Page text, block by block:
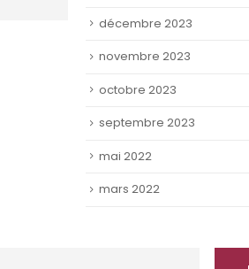
décembre 2023
novembre 2023
octobre 2023
septembre 2023
mai 2022
mars 2022